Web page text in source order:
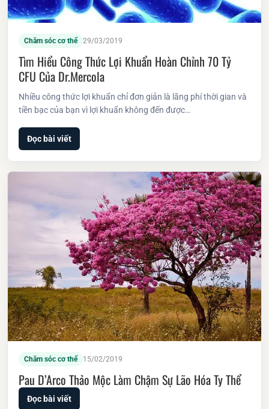
Chăm sóc cơ thể 29/03/2019
Tìm Hiểu Công Thức Lợi Khuẩn Hoàn Chỉnh 70 Tỷ
CFU Của Dr.Mercola
Nhiều công thức lợi khuẩn chỉ đơn giản là lãng phí thời gian và
tiền bạc của bạn vì lợi khuẩn không đến được…
Đọc bài viết
Chăm sóc cơ thể 15/02/2019
Pau D’Arco Thảo Mộc Làm Chậm Sự Lão Hóa Ty Thể
Đọc bài viết